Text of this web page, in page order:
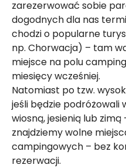
zarezerwować sobie
dogodnych dla nas
chodzi o popularne
np. Chorwacja) – tam
miejsce na polu
miesięcy wcześniej.
Natomiast po tzw.
jeśli będzie
wiosną, jesienią lub
znajdziemy wolne
campingowych – bez
rezerwacji.